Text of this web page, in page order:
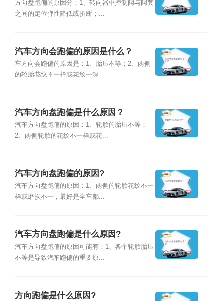
方向盘跑偏的原因分：1、转向器中控制阀与阀套
之间的定位弹性降低或折断；...
汽车方向会跑偏的原因是什么？
车方向会跑偏的原因是：1、胎压不等；2、两侧
的轮胎花纹不一样或花纹一深...
汽车方向盘跑偏是什么原因？
汽车方向盘跑偏的原因：1、轮胎的胎压不等；
2、两侧轮胎的花纹不一样或花...
汽车方向盘跑偏的原因?
汽车方向盘跑偏的原因：1、两侧的轮胎花纹不一
样或磨损不一，最好是全车都...
汽车方向盘跑偏是什么原因?
汽车方向盘跑偏的原因可能有：1、各个轮胎胎压
不等是导致汽车跑偏的重要原...
方向跑偏是什么原因?